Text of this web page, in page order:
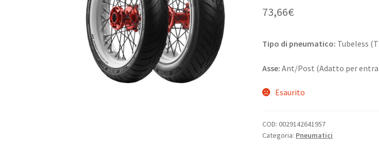
73,66€
Tipo di pneumatico: Tubeless
Asse: Ant/Post (Adatto per
Esaurito
COD:0029142641957
Categoria: Pneumatici